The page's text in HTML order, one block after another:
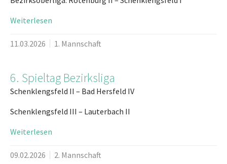
Weiterlesen
11.03.2026 1. Mannschaft
6. Spieltag Bezirksliga
Schenklengsfeld II – Bad Hersfeld IV
Schenklengsfeld III – Lauterbach II
Weiterlesen
09.02.2026 2. Mannschaft